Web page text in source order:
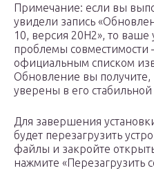
Примечание: если вы
увидели запись
10, версия 20H2», то
проблемы совместимости
официальным списком
Обновление вы получите,
уверены в его
Для завершения
будет перезагрузить
файлы и закройте
нажмите «Перезагрузить